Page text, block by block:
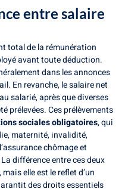
entre salaire
total de la rémunération
avant toute déduction.
dans les annonces
En revanche, le salaire net
salarié, après que diverses
prélevées. Ces prélèvements
sociales obligatoires, qui
maternité, invalidité,
chômage et
différence entre ces deux
elle est le reflet d’un
des droits essentiels